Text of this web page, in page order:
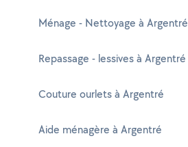
Ménage - Nettoyage à Argentré
Repassage - lessives à Argentré
Couture ourlets à Argentré
Aide ménagère à Argentré